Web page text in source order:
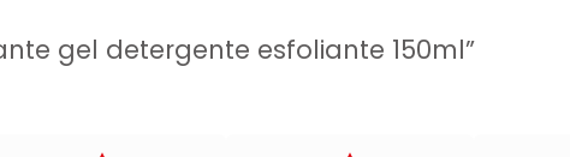
gel detergente esfoliante 150ml”